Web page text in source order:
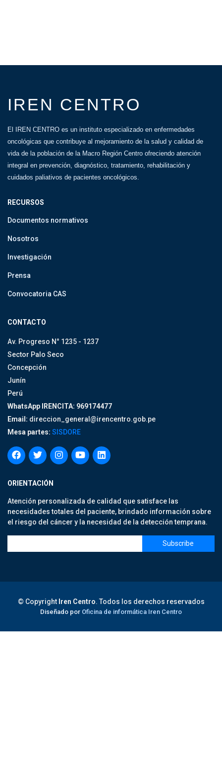
IREN CENTRO
El IREN CENTRO es un instituto especializado en enfermedades
oncológicas que contribuye al mejoramiento de la salud y calidad de
vida de la población de la Macro Región Centro ofreciendo atención
integral en prevención, diagnóstico, tratamiento, rehabilitación y
cuidados paliativos de pacientes oncológicos.
RECURSOS
Documentos normativos
Nosotros
Investigación
Prensa
Convocatoria CAS
CONTACTO
Av. Progreso N° 1235 - 1237
Sector Palo Seco
Concepción
Junín
Perú
WhatsApp IRENCITA: 969174477
Email: direccion_general@irencentro.gob.pe
Mesa partes: SISDORE
ORIENTACIÓN
Atención personalizada de calidad que satisface las
necesidades totales del paciente, brindado información sobre
el riesgo del cáncer y la necesidad de la detección temprana.
© Copyright Iren Centro. Todos los derechos reservados
Diseñado por Oficina de informática Iren Centro